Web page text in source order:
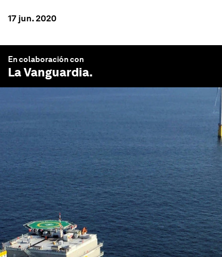
17 jun. 2020
En colaboración con
La Vanguardia.